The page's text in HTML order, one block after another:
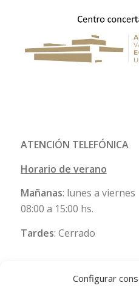
Configurar
ATENCIÓN TELEFÓNICA
Horario de verano
Mañanas: lunes a viernes
08:00 a 15:00 hs.
Tardes: Cerrado